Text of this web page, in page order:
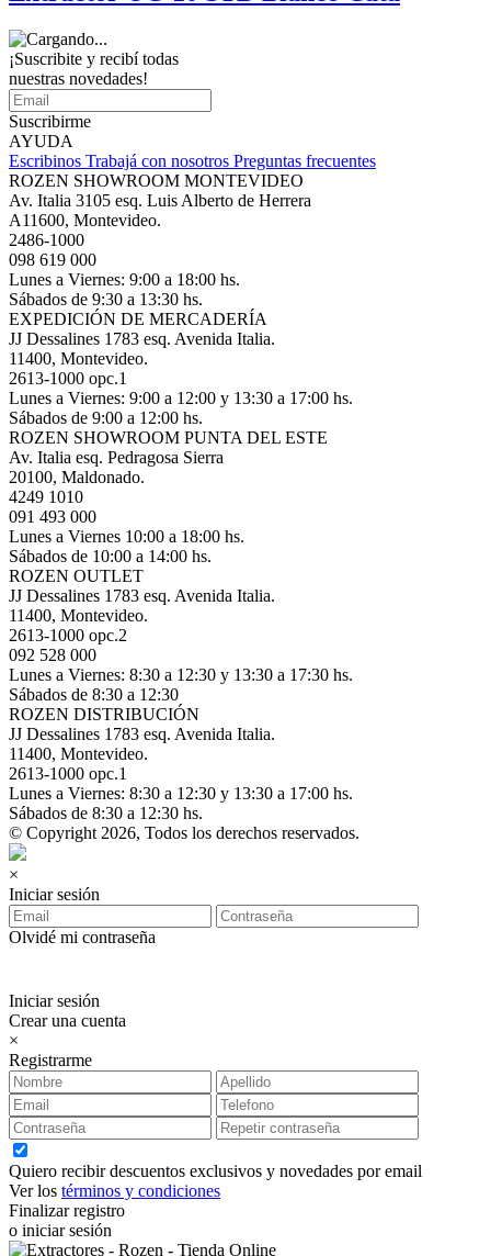
¡Suscribite y recibí todas
nuestras novedades!
Suscribirme
AYUDA
Escribinos Trabajá con nosotros Preguntas frecuentes
ROZEN SHOWROOM MONTEVIDEO
Av. Italia 3105 esq. Luis Alberto de Herrera
A11600, Montevideo.
2486-1000
098 619 000
Lunes a Viernes: 9:00 a 18:00 hs.
Sábados de 9:30 a 13:30 hs.
EXPEDICIÓN DE MERCADERÍA
JJ Dessalines 1783 esq. Avenida Italia.
11400, Montevideo.
2613-1000 opc.1
Lunes a Viernes: 9:00 a 12:00 y 13:30 a 17:00 hs.
Sábados de 9:00 a 12:00 hs.
ROZEN SHOWROOM PUNTA DEL ESTE
Av. Italia esq. Pedragosa Sierra
20100, Maldonado.
4249 1010
091 493 000
Lunes a Viernes 10:00 a 18:00 hs.
Sábados de 10:00 a 14:00 hs.
ROZEN OUTLET
JJ Dessalines 1783 esq. Avenida Italia.
11400, Montevideo.
2613-1000 opc.2
092 528 000
Lunes a Viernes: 8:30 a 12:30 y 13:30 a 17:30 hs.
Sábados de 8:30 a 12:30
ROZEN DISTRIBUCIÓN
JJ Dessalines 1783 esq. Avenida Italia.
11400, Montevideo.
2613-1000 opc.1
Lunes a Viernes: 8:30 a 12:30 y 13:30 a 17:00 hs.
Sábados de 8:30 a 12:30 hs.
© Copyright 2026, Todos los derechos reservados.
×
Iniciar sesión
Olvidé mi contraseña
Iniciar sesión
Crear una cuenta
×
Registrarme
Quiero recibir descuentos exclusivos y novedades por email
Ver los términos y condiciones
Finalizar registro
o iniciar sesión